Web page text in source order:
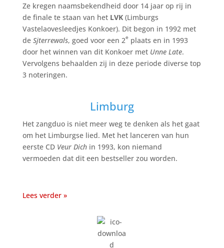
.
Ze kregen naamsbekendheid door 14 jaar op rij in
de finale te staan van het LVK(Limburgs
Vastelaovesleedjes Konkoer). Dit begon in 1992 met
de Sjterrewals, goed voor een 2eplaats en in 1993
door het winnen van dit Konkoer met Unne Late.
Vervolgens behaalden zij in deze periode diverse top
3 noteringen.
Limburg
Het zangduo is niet meer weg te denken als het gaat
om het Limburgse lied. Met het lanceren van hun
eerste CD Veur Dichin 1993, kon niemand
vermoeden dat dit een bestseller zou worden.
Lees verder »